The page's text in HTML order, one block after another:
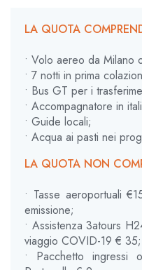
LA QUOTA
• Volo aereo da Milano
• 7 notti in prima
• Bus GT per i
• Accompagnatore in
• Guide locali;
• Acqua ai pasti nei
LA QUOTA NON
• Tasse aeroportuali
emissione;
• Assistenza 3atours
viaggio COVID-19 € 35;
• Pacchetto ingressi